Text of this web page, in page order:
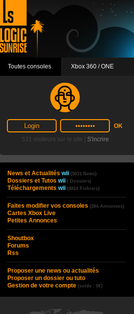
Toutes consoles Xbox 360 / ONE
531 visiteurs sur le site | S'incrire
News et Actualités wii (5031 News)
Dossiers et Tutos wii ( Dossiers)
Téléchargements wii (4824 Fichiers)
Faites modifier vos consoles (284 Annonces)
Cartes Xbox Live
Petites Annonces
Shoutbox
Forums
Rss
Proposer une news ou actualités
Proposer un dossier ou tuto
Gestion de votre compte (solde : 0€)